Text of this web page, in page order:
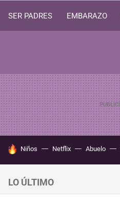
SER PADRES EMBARAZO
HOY SE HABLA DE
Niños Netflix Abuelo
LO ÚLTIMO